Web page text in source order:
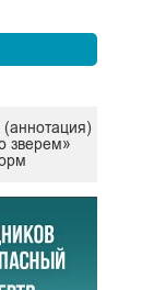
(аннотация)
зверем»